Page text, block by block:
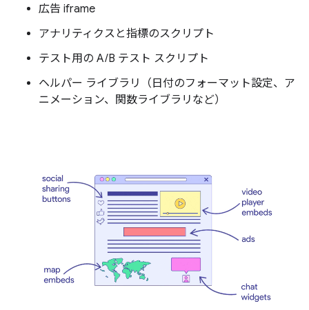
広告 iframe
アナリティクスと指標のスクリプト
テスト用の A/B テスト スクリプト
ヘルパー ライブラリ（日付のフォーマット設定、ア
ニメーション、関数ライブラリなど）